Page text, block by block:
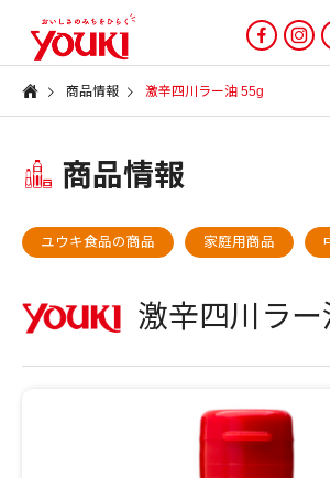
商品情報 激辛四川ラー油 55g
商品情報
ユウキ食品の商品 家庭用商品
激辛四川ラー